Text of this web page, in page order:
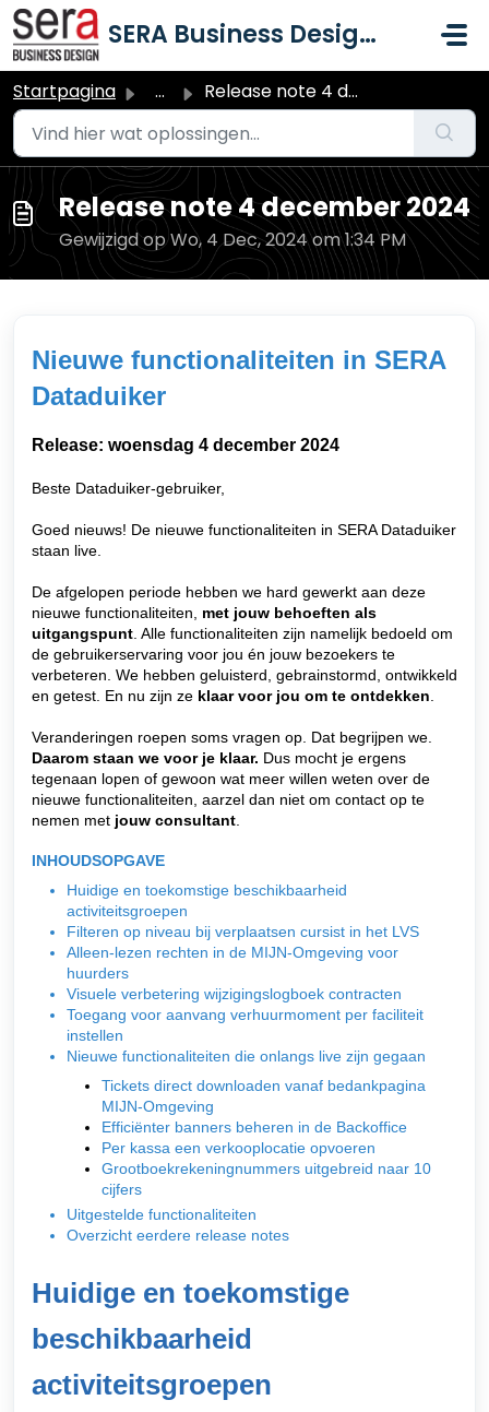
Doorgaan naar hoofdinhoud
SERA Business Design B.V.
Startpagina ... Release note 4 december 2024
Release note 4 december 2024
Gewijzigd op Wo, 4 Dec, 2024 om 1:34 PM
Nieuwe functionaliteiten in SERA
Dataduiker
Release: woensdag 4 december 2024
Beste Dataduiker-gebruiker,
Goed nieuws! De nieuwe functionaliteiten in SERA Dataduiker
staan live.
De afgelopen periode hebben we hard gewerkt aan deze
nieuwe functionaliteiten, met jouw behoeften als
uitgangspunt . Alle functionaliteiten zijn namelijk bedoeld om
de gebruikerservaring voor jou én jouw bezoekers te
verbeteren. We hebben geluisterd, gebrainstormd, ontwikkeld
en getest. En nu zijn ze klaar voor jou om te ontdekken
Veranderingen roepen soms vragen op. Dat begrijpen we.
Daarom staan we voor je klaar. Dus mocht je ergens
tegenaan lopen of gewoon wat meer willen weten over de
nieuwe functionaliteiten, aarzel dan niet om contact op te
nemen met jouw consultant
INHOUDSOPGAVE
Huidige en toekomstige beschikbaarheid
activiteitsgroepen
Filteren op niveau bij verplaatsen cursist in het LVS
Alleen-lezen rechten in de MIJN-Omgeving voor
huurders
Visuele verbetering wijzigingslogboek contracten
Toegang voor aanvang verhuurmoment per faciliteit
instellen
Nieuwe functionaliteiten die onlangs live zijn gegaan
Tickets direct downloaden vanaf bedankpagina
MIJN-Omgeving
Efficiënter banners beheren in de Backoffice
Per kassa een verkooplocatie opvoeren
Grootboekrekeningnummers uitgebreid naar 10
cijfers
Uitgestelde functionaliteiten
Overzicht eerdere release notes
Huidige en toekomstige
beschikbaarheid
activiteitsgroepen